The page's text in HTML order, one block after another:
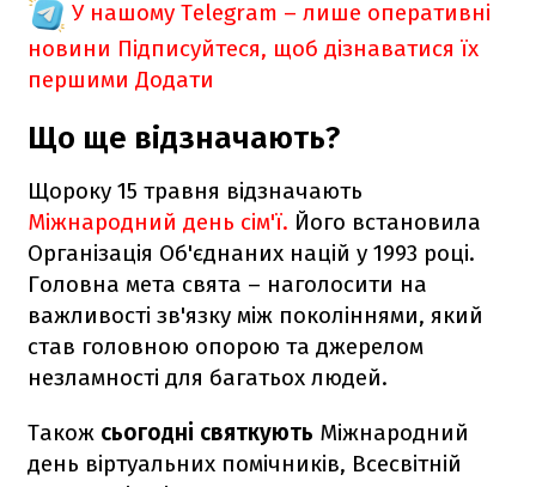
У нашому Telegram – лише оперативні
новини Підписуйтеся, щоб дізнаватися їх
першими Додати
Що ще відзначають?
Щороку 15 травня відзначають
Міжнародний день сім'ї. Його встановила
Організація Об'єднаних націй у 1993 році.
Головна мета свята – наголосити на
важливості зв'язку між поколіннями, який
став головною опорою та джерелом
незламності для багатьох людей.
Також сьогодні святкують Міжнародний
день віртуальних помічників, Всесвітній